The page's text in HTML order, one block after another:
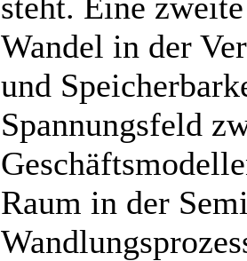
Wandel in der
und
Spannungsfeld
Raum in der